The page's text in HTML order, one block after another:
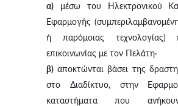
α) μέσω του Ηλεκτρονικού
Εφαρμογής
ή παρόμοιας
επικοινωνίας με τον Πελάτη·
β) αποκτώνται βάσει της
στο Διαδίκτυο, στην
καταστήματα που